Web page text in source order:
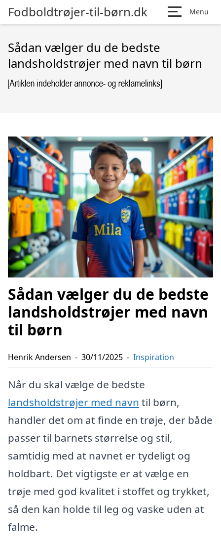
Fodboldtrøjer-til-børn.dk Menu
Sådan vælger du de bedste
landsholdstrøjer med navn til børn
Sådan vælger du de bedste
landsholdstrøjer med navn
til børn
Henrik Andersen - 30/11/2025 - Inspiration
Når du skal vælge de bedste
landsholdstrøjer med navn til børn,
handler det om at finde en trøje, der både
passer til barnets størrelse og stil,
samtidig med at navnet er tydeligt og
holdbart. Det vigtigste er at vælge en
trøje med god kvalitet i stoffet og trykket,
så den kan holde til leg og vaske uden at
falme.